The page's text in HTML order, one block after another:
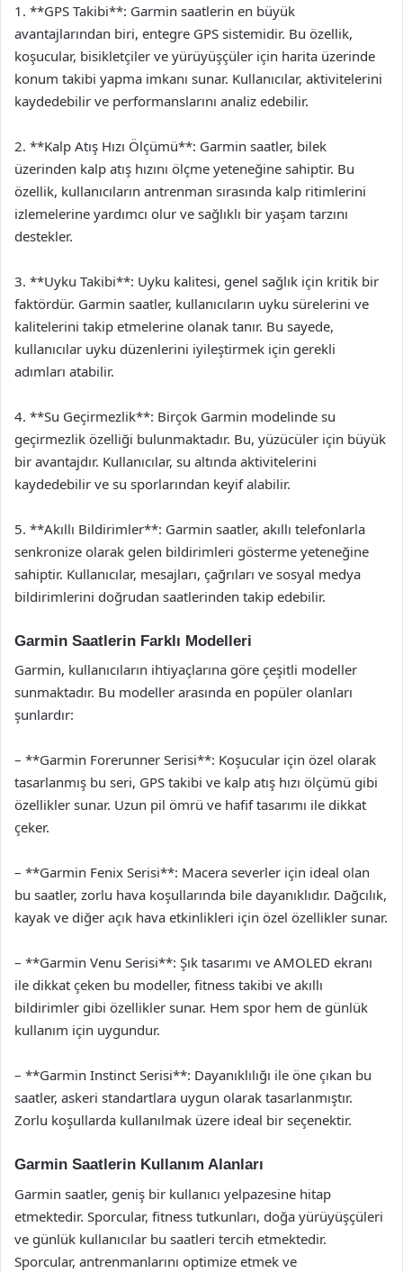
1. **GPS Takibi**: Garmin saatlerin en büyük
avantajlarından biri, entegre GPS sistemidir. Bu özellik,
koşucular, bisikletçiler ve yürüyüşçüler için harita üzerinde
konum takibi yapma imkanı sunar. Kullanıcılar, aktivitelerini
kaydedebilir ve performanslarını analiz edebilir.
2. **Kalp Atış Hızı Ölçümü**: Garmin saatler, bilek
üzerinden kalp atış hızını ölçme yeteneğine sahiptir. Bu
özellik, kullanıcıların antrenman sırasında kalp ritimlerini
izlemelerine yardımcı olur ve sağlıklı bir yaşam tarzını
destekler.
3. **Uyku Takibi**: Uyku kalitesi, genel sağlık için kritik bir
faktördür. Garmin saatler, kullanıcıların uyku sürelerini ve
kalitelerini takip etmelerine olanak tanır. Bu sayede,
kullanıcılar uyku düzenlerini iyileştirmek için gerekli
adımları atabilir.
4. **Su Geçirmezlik**: Birçok Garmin modelinde su
geçirmezlik özelliği bulunmaktadır. Bu, yüzücüler için büyük
bir avantajdır. Kullanıcılar, su altında aktivitelerini
kaydedebilir ve su sporlarından keyif alabilir.
5. **Akıllı Bildirimler**: Garmin saatler, akıllı telefonlarla
senkronize olarak gelen bildirimleri gösterme yeteneğine
sahiptir. Kullanıcılar, mesajları, çağrıları ve sosyal medya
bildirimlerini doğrudan saatlerinden takip edebilir.
Garmin Saatlerin Farklı Modelleri
Garmin, kullanıcıların ihtiyaçlarına göre çeşitli modeller
sunmaktadır. Bu modeller arasında en popüler olanları
şunlardır:
– **Garmin Forerunner Serisi**: Koşucular için özel olarak
tasarlanmış bu seri, GPS takibi ve kalp atış hızı ölçümü gibi
özellikler sunar. Uzun pil ömrü ve hafif tasarımı ile dikkat
çeker.
– **Garmin Fenix Serisi**: Macera severler için ideal olan
bu saatler, zorlu hava koşullarında bile dayanıklıdır. Dağcılık,
kayak ve diğer açık hava etkinlikleri için özel özellikler sunar.
– **Garmin Venu Serisi**: Şık tasarımı ve AMOLED ekranı
ile dikkat çeken bu modeller, fitness takibi ve akıllı
bildirimler gibi özellikler sunar. Hem spor hem de günlük
kullanım için uygundur.
– **Garmin Instinct Serisi**: Dayanıklılığı ile öne çıkan bu
saatler, askeri standartlara uygun olarak tasarlanmıştır.
Zorlu koşullarda kullanılmak üzere ideal bir seçenektir.
Garmin Saatlerin Kullanım Alanları
Garmin saatler, geniş bir kullanıcı yelpazesine hitap
etmektedir. Sporcular, fitness tutkunları, doğa yürüyüşçüleri
ve günlük kullanıcılar bu saatleri tercih etmektedir.
Sporcular, antrenmanlarını optimize etmek ve